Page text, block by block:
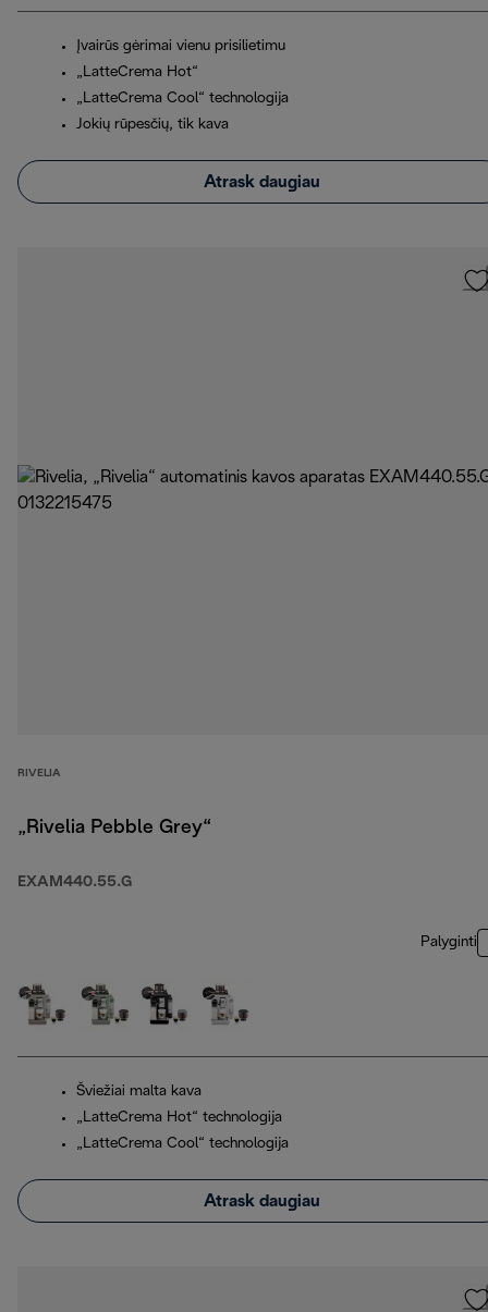
Įvairūs gėrimai vienu prisilietimu
„LatteCrema Hot“
„LatteCrema Cool“ technologija
Jokių rūpesčių, tik kava
Atrask daugiau
RIVELIA
„Rivelia Pebble Grey“
EXAM440.55.G
Palyginti
Šviežiai malta kava
„LatteCrema Hot“ technologija
„LatteCrema Cool“ technologija
Atrask daugiau